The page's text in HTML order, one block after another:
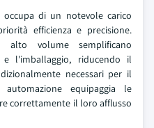
di un notevole carico
efficienza e precisione.
alto volume semplificano
l'imballaggio, riducendo il
necessari per il
automazione equipaggia le
correttamente il loro afflusso